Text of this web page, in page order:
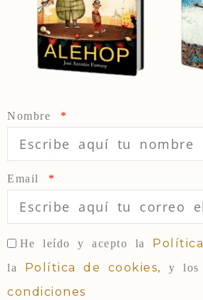
Nombre
Email
He leído y acepto la
la Política de cookies, y los
condiciones